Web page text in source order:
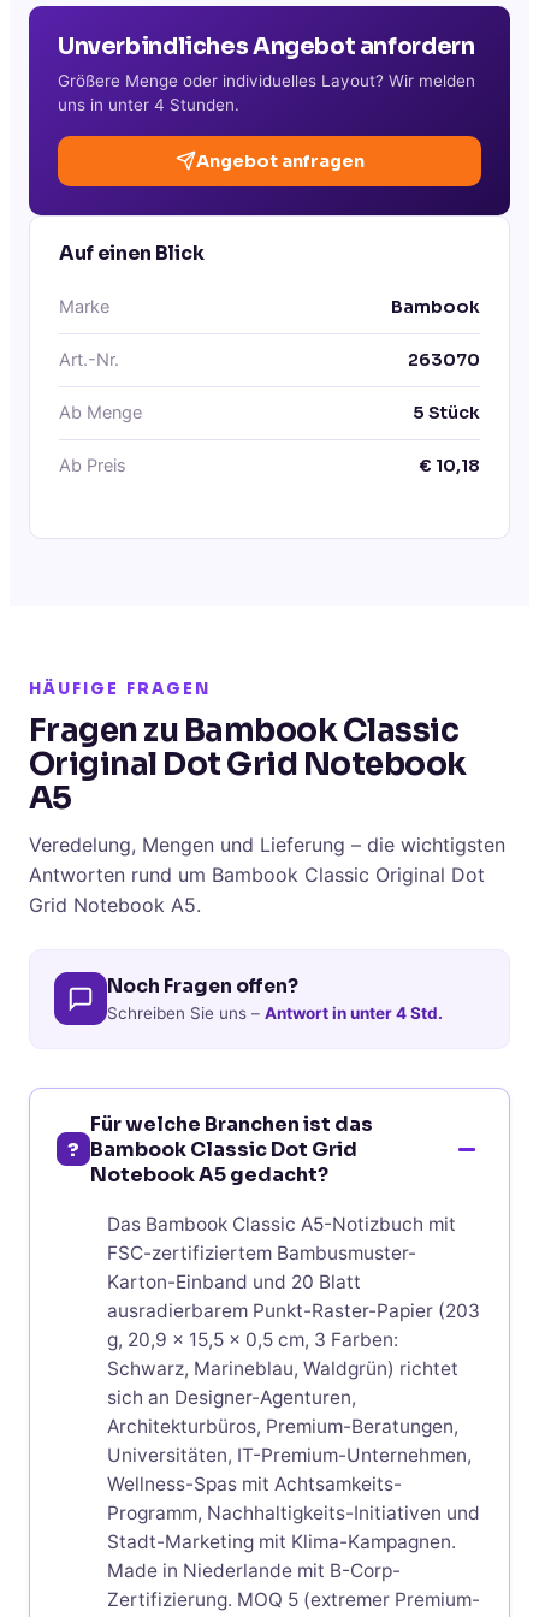
Unverbindliches Angebot anfordern
Größere Menge oder individuelles Layout? Wir melden
uns in unter 4 Stunden.
Angebot anfragen
Auf einen Blick
Marke Bambook
Art.-Nr. 263070
Ab Menge 5 Stück
Ab Preis € 10,18
HÄUFIGE FRAGEN
Fragen zu Bambook Classic
Original Dot Grid Notebook
A5
Veredelung, Mengen und Lieferung – die wichtigsten
Antworten rund um Bambook Classic Original Dot
Grid Notebook A5.
Noch Fragen offen?
Schreiben Sie uns – Antwort in unter 4 Std.
?
Für welche Branchen ist das
Bambook Classic Dot Grid
Notebook A5 gedacht?
Das Bambook Classic A5-Notizbuch mit
FSC-zertifiziertem Bambusmuster-
Karton-Einband und 20 Blatt
ausradierbarem Punkt-Raster-Papier (203
g, 20,9 x 15,5 x 0,5 cm, 3 Farben:
Schwarz, Marineblau, Waldgrün) richtet
sich an Designer-Agenturen,
Architekturbüros, Premium-Beratungen,
Universitäten, IT-Premium-Unternehmen,
Wellness-Spas mit Achtsamkeits-
Programm, Nachhaltigkeits-Initiativen und
Stadt-Marketing mit Klima-Kampagnen.
Made in Niederlande mit B-Corp-
Zertifizierung. MOQ 5 (extremer Premium-